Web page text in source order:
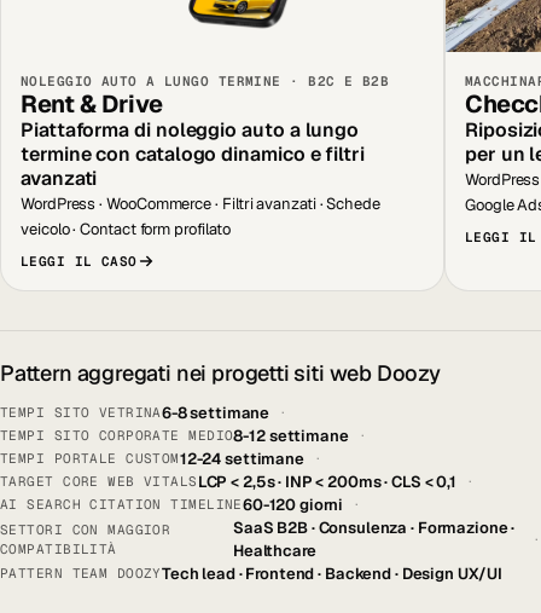
NOLEGGIO AUTO A LUNGO TERMINE · B2C E B2B
Rent & Drive
Piattaforma di noleggio auto a lungo
termine con catalogo dinamico e filtri
avanzati
WordPress · WooCommerce · Filtri avanzati · Schede
veicolo · Contact form profilato
LEGGI IL CASO
per un
Google
LEGGI IL
Pattern aggregati nei progetti siti web Doozy
TEMPI SITO VETRINA6-8 settimane
·
TEMPI SITO CORPORATE MEDIO8-12 settimane
·
TEMPI PORTALE CUSTOM12-24 settimane
·
TARGET CORE WEB VITALS LCP < 2,5s · INP < 200ms · CLS < 0,1
·
AI SEARCH CITATION TIMELINE60-120 giorni
·
SETTORI CON MAGGIOR
COMPATIBILITÀ
SaaS B2B · Consulenza · Formazione ·
Healthcare
·
PATTERN TEAM DOOZYTech lead · Frontend · Backend · Design UX/UI